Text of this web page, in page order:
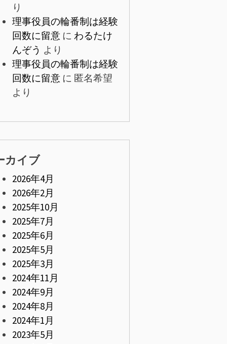
り
理事役員の輪番制は経験
回数に留意に わるたけ
んぞう より
理事役員の輪番制は経験
回数に留意に 匿名希望
より
カイブ
2026年4月
2026年2月
2025年10月
2025年7月
2025年6月
2025年5月
2025年3月
2024年11月
2024年9月
2024年8月
2024年1月
2023年5月